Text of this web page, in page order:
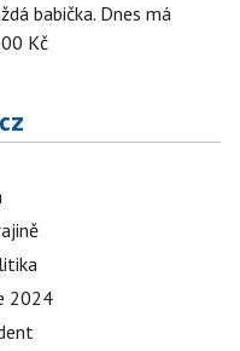
babička. Dnes má
Kč
2024